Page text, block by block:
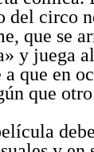
del circo
que se
y juega
que en
que